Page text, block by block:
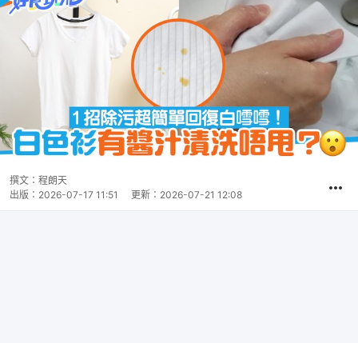
撰文： 程朗天
出版： 2026-07-17 11:51 更新： 2026-07-21 12:08